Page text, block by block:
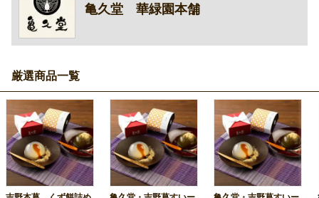
亀久堂 華緑園本舗
厳選商品一覧